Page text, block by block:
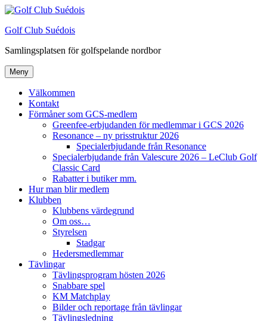
Hoppa
innehåll
Golf Club Suédois
Samlingsplatsen för golfspelande nordbor
Meny
Välkommen
Kontakt
Förmåner som GCS-medlem
Greenfee-erbjudanden för medlemmar i GCS 2026
Resonance – ny prisstruktur 2026
Specialerbjudande från Resonance
Specialerbjudande från Valescure 2026 – LeClub Golf
Classic Card
Rabatter i butiker mm.
Hur man blir medlem
Klubben
Klubbens värdegrund
Om oss…
Styrelsen
Stadgar
Hedersmedlemmar
Tävlingar
Tävlingsprogram hösten 2026
Snabbare spel
KM Matchplay
Bilder och reportage från tävlingar
Tävlingsledning